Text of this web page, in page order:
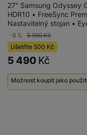
27" Samsung Odyssey
HDR10 • FreeSync
Nastavitelný stojan •
-8 % 5 990Kč
Ušetříte 500 Kč
5 490 Kč
Možnost koupit jako